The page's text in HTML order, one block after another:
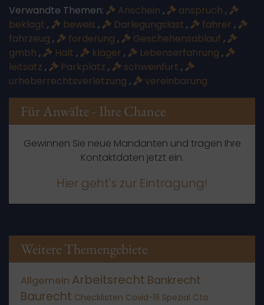
Verwandte Themen: Anschein , anspruch ,
beklagt , beweis , Darlegungslast , fahrer ,
fahrzeug , forderung , Geschehensablauf ,
gmbh , Halt , kläger , Lebenserfahrung ,
leitsatz , Parkplatz , schweinfurt ,
urheberrechtsverletzung , vereinbarung
Für Anwälte - Ihre Chance
Gewinnen Sie neue Mandanten und tragen Ihre
Kontaktdaten jetzt ein.
Hier geht's zur Eintragung!
Weitere Themengebiete
Allgemein Arbeitsrecht Bankrecht
Baurecht Checklisten Covid-19 Spezial Cta